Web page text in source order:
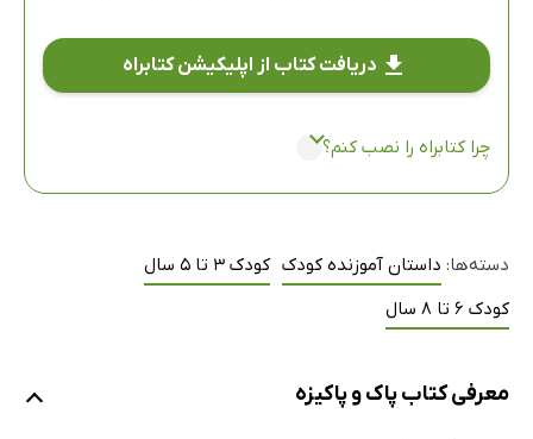
دریافت کتاب از اپلیکیشن کتابراه
چرا کتابراه را نصب کنم؟
دسته‌ها: داستان آموزنده کودک کودک 3 تا 5 سال
کودک 6 تا 8 سال
معرفی کتاب پاک و پاکیزه